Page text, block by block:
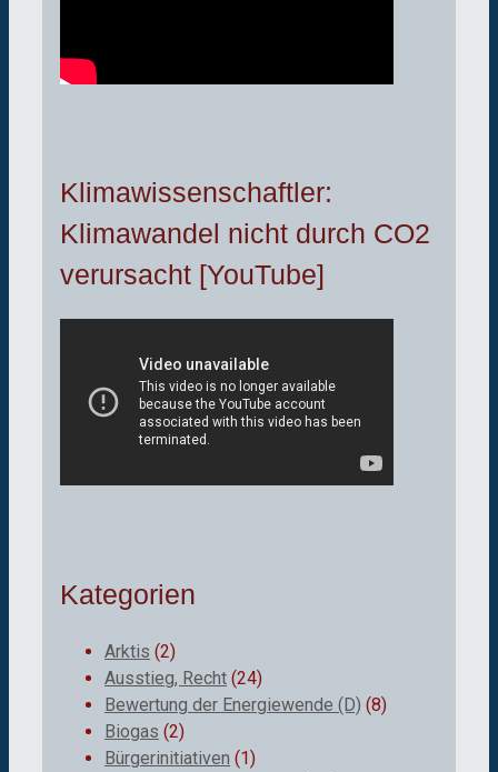
Klimawissenschaftler:
Klimawandel nicht durch CO2
verursacht [YouTube]
Kategorien
Arktis (2)
Ausstieg, Recht (24)
Bewertung der Energiewende (D) (8)
Biogas (2)
Bürgerinitiativen (1)